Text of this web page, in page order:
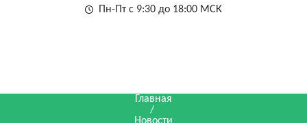
Пн-Пт с 9:30 до 18:00 МСК
Главная
/